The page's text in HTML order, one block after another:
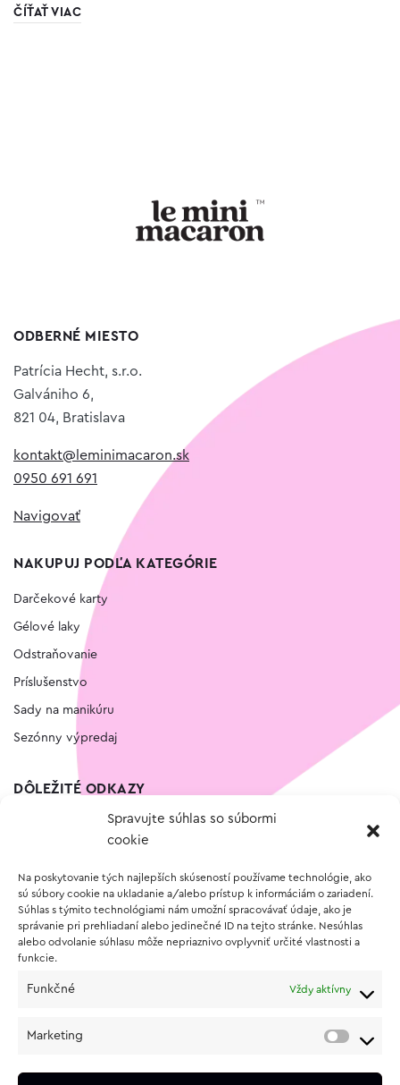
Spravujte súhlas so súbormi
cookie
Na poskytovanie tých najlepších skúseností používame technológie, ako
sú súbory cookie na ukladanie a/alebo prístup k informáciám o zariadení.
Súhlas s týmito technológiami nám umožní spracovávať údaje, ako je
správanie pri prehliadaní alebo jedinečné ID na tejto stránke. Nesúhlas
alebo odvolanie súhlasu môže nepriaznivo ovplyvniť určité vlastnosti a
funkcie.
Funkčné Vždy aktívny
Marketing
ČÍŤAŤ VIAC
ODBERNÉ MIESTO
Patrícia Hecht, s.r.o.
Galvániho 6,
821 04, Bratislava
kontakt@leminimacaron.sk
0950 691 691
Navigovať
NAKUPUJ PODĽA KATEGÓRIE
Darčekové karty
Gélové laky
Odstraňovanie
Príslušenstvo
Sady na manikúru
Sezónny výpredaj
DÔLEŽITÉ ODKAZY
Vernostný program
O NÁKUPE
Vrátenie a reklamácia tovaru